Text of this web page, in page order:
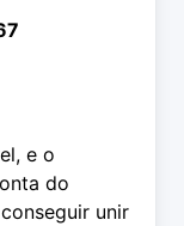
e o
do
unir